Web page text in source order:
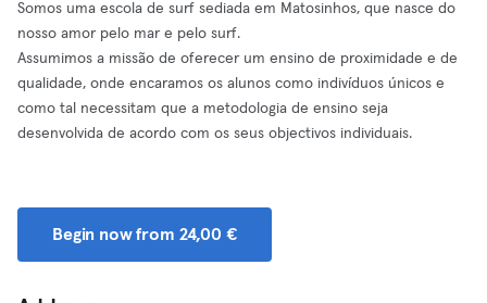
Somos uma escola de surf sediada em Matosinhos, que nasce do
nosso amor pelo mar e pelo surf.
Assumimos a missão de oferecer um ensino de proximidade e de
qualidade, onde encaramos os alunos como indivíduos únicos e
como tal necessitam que a metodologia de ensino seja
desenvolvida de acordo com os seus objectivos individuais.
Begin now from 24,00 €